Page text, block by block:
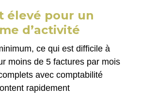
élevé pour un
d’activité
ce qui est difficile à
moins de 5 factures par mois
avec comptabilité
rapidement